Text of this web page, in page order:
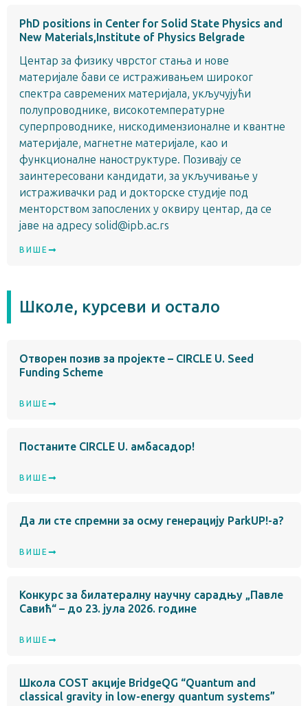
PhD positions in Center for Solid State Physics and
New Materials,Institute of Physics Belgrade
Центар за физику чврстог стања и нове
материјале бави се истраживањем широког
спектра савремених материјала, укључујући
полупроводнике, високотемпературне
суперпроводнике, нискодимензионалне и квантне
материјале, магнетне материјале, као и
функционалне наноструктуре. Позивају се
заинтересовани кандидати, за укључивање у
истраживачки рад и докторске студије под
менторством запослених у оквиру центар, да се
јаве на адресу solid@ipb.ac.rs
ВИШЕ
Школе, курсеви и остало
Отворен позив за пројекте – CIRCLE U. Seed
Funding Scheme
ВИШЕ
Постаните CIRCLE U. амбасадор!
ВИШЕ
Да ли сте спремни за осму генерацију ParkUP!-а?
ВИШЕ
Конкурс за билатералну научну сарадњу „Павле
Савић“ – до 23. јула 2026. године
ВИШЕ
Школа COST акције BridgeQG “Quantum and
classical gravity in low-energy quantum systems”